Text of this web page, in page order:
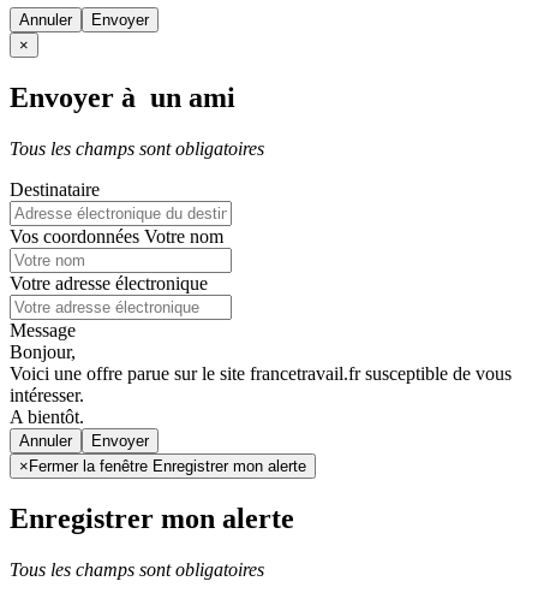
Annuler
×
Envoyer à un ami
Tous les champs sont obligatoires
Destinataire
Vos coordonnées Votre nom
Votre adresse électronique
Message
Bonjour,
Voici une offre parue sur le site francetravail.fr susceptible de vous
intéresser.
A bientôt.
Annuler
× Fermer la fenêtre Enregistrer mon alerte
Enregistrer mon alerte
Tous les champs sont obligatoires